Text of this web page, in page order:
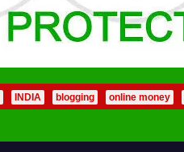
INDIA blogging online money